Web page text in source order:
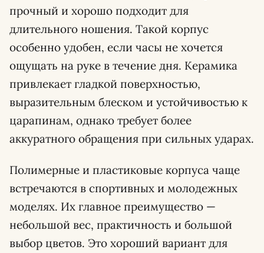
прочный и хорошо подходит для
длительного ношения. Такой корпус
особенно удобен, если часы не хочется
ощущать на руке в течение дня. Керамика
привлекает гладкой поверхностью,
выразительным блеском и устойчивостью к
царапинам, однако требует более
аккуратного обращения при сильных ударах.
Полимерные и пластиковые корпуса чаще
встречаются в спортивных и молодежных
моделях. Их главное преимущество —
небольшой вес, практичность и большой
выбор цветов. Это хороший вариант для